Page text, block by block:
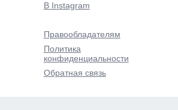
В Instagram
Правообладателям
Политика
конфиденциальности
Обратная связь